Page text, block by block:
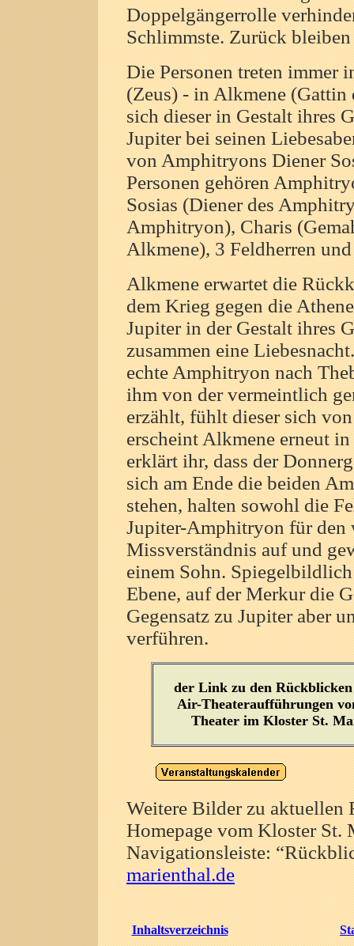
Doppelgängerrolle
Schlimmste. Zurück
Die Personen treten immer
(Zeus) - in Alkmene
sich dieser in Gestalt ihres
Jupiter bei seinen
von Amphitryons Diener
Personen gehören
Sosias (Diener des
Amphitryon), Charis
Alkmene), 3 Feldherren
Alkmene erwartet die
dem Krieg gegen die
Jupiter in der Gestalt ihres
zusammen eine
echte Amphitryon nach
ihm von der vermeintlich
erzählt, fühlt dieser sich
erscheint Alkmene erneut
erklärt ihr, dass der
sich am Ende die beiden
stehen, halten sowohl die
Jupiter-Amphitryon für den
Missverständnis auf und
einem Sohn.
Ebene, auf der Merkur die
Gegensatz zu Jupiter aber
verführen.
der Link zu den
Air-Theateraufführungen
Theater im Kloster St.
Weitere Bilder zu
Homepage vom Kloster St.
Navigationsleiste:
marienthal.de
Inhaltsverzeichnis